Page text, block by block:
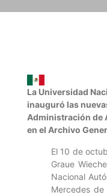
La Universidad
inauguró las
Administración de
en el Archivo
El 10 de
Graue
Nacional
Mercedes